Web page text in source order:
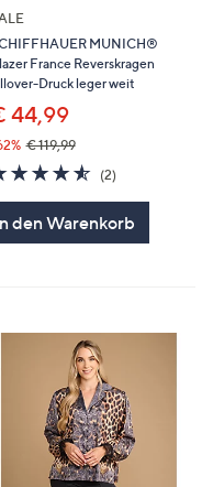
MUNICH®
France Reverskragen
Druck leger weit
44,99
€ 119,99
4.5
von
(2)2
den Warenkorb